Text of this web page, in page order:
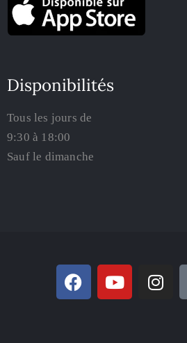
Disponibilités
Tous les jours de
9:30 à 18:00
Sauf le dimanche